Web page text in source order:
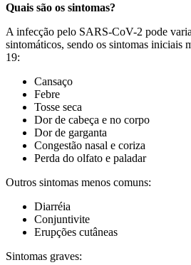
Quais são os sintomas?
A infecção pelo SARS-CoV-2 pode
sintomáticos, sendo os sintomas iniciais
19:
Cansaço
Febre
Tosse seca
Dor de cabeça e no corpo
Dor de garganta
Congestão nasal e coriza
Perda do olfato e paladar
Outros sintomas menos comuns:
Diarréia
Conjuntivite
Erupções cutâneas
Sintomas graves: